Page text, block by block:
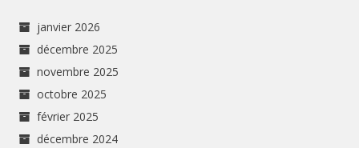
janvier 2026
décembre 2025
novembre 2025
octobre 2025
février 2025
décembre 2024